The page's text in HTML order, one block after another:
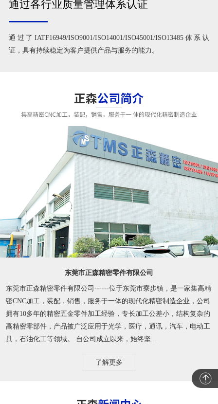
通过各行业质量管理体系认证
通过了IATF16949/ISO9001/ISO14001/ISO45001/ISO13485体系认
证，具有持续稳定为客户提供产品与服务的能力。
东莞市正森精密零件有限公司
东莞市正森精密零件有限公司------位于东莞市寮步镇，是一家集高精
密CNC加工，装配，销售，服务于一体的现代化精密制造企业，公司
拥有10多年的精密五金零件加工经验，专长加工公差小，结构复杂的
高精密零部件，产品被广泛应用于光学，医疗，通讯，汽车，电动工
具，石油化工等领域。 自公司成立以来，始终坚...
了解更多